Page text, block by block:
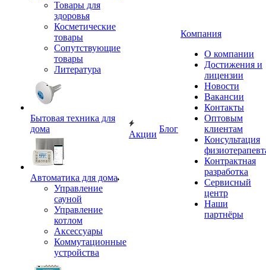
Товары для
здоровья
Косметические
товары
Сопутствующие
товары
Литература
Бытовая техника для
дома
Автоматика для дома
Управление
сауной
Управление
котлом
Аксессуары
Коммутационные
устройства
Акции
Блог
Компания
О компании
Достижения и
лицензии
Новости
Вакансии
Контакты
Оптовым
клиентам
Консультация
Контрактная
разработка
Сервисный
центр
Наши
партнёры